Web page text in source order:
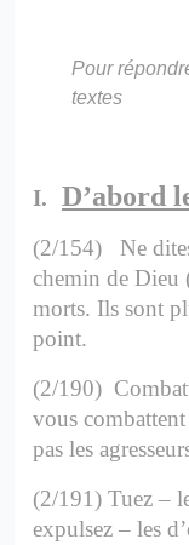
Pour
textes
I. D’abord
(2/154) Ne
chemin de Dieu
morts. Ils sont
point.
(2/190)
vous combattent
pas les
(2/191) Tuez –
expulsez – les